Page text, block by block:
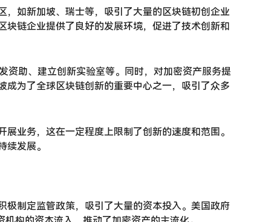
，如新加坡、瑞士等，吸引了大量的区块链初创企业
链企业提供了良好的发展环境，促进了技术创新和
资助、建立创新实验室等。同时，对加密资产服务提
为了全球区块链创新的重要中心之一，吸引了众多
业务，这在一定程度上限制了创新的速度和范围。
发展。
极制定监管政策，吸引了大量的资本投入。美国政府